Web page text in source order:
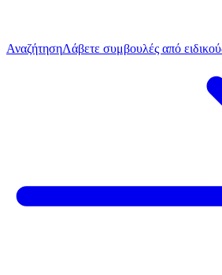
ΑναζήτησηΛάβετε συμβουλές από